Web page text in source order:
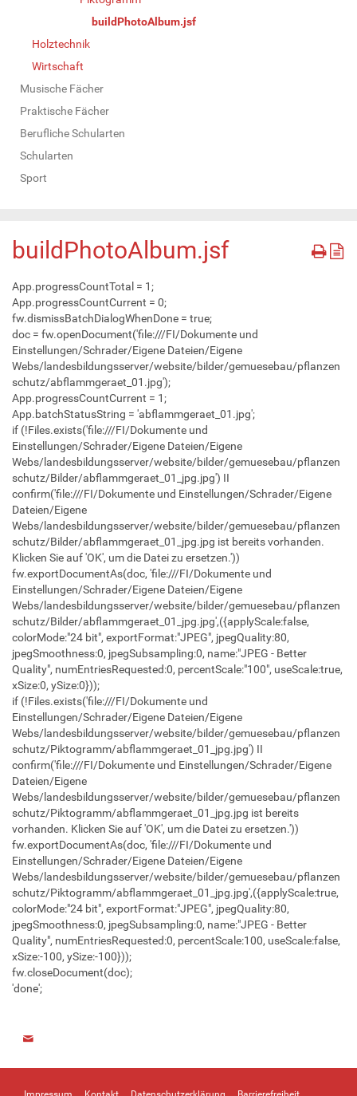
buildPhotoAlbum.jsf
Holztechnik
Wirtschaft
Musische Fächer
Praktische Fächer
Berufliche Schularten
Schularten
Sport
buildPhotoAlbum.jsf
App.progressCountTotal = 1;
App.progressCountCurrent = 0;
fw.dismissBatchDialogWhenDone = true;
doc = fw.openDocument('file:///FI/Dokumente und
Einstellungen/Schrader/Eigene Dateien/Eigene
Webs/landesbildungsserver/website/bilder/gemuesebau/pflanzen
schutz/abflammgeraet_01.jpg');
App.progressCountCurrent = 1;
App.batchStatusString = 'abflammgeraet_01.jpg';
if (!Files.exists('file:///FI/Dokumente und
Einstellungen/Schrader/Eigene Dateien/Eigene
Webs/landesbildungsserver/website/bilder/gemuesebau/pflanzen
schutz/Bilder/abflammgeraet_01_jpg.jpg') II
confirm('file:///FI/Dokumente und Einstellungen/Schrader/Eigene
Dateien/Eigene
Webs/landesbildungsserver/website/bilder/gemuesebau/pflanzen
schutz/Bilder/abflammgeraet_01_jpg.jpg ist bereits vorhanden.
Klicken Sie auf 'OK', um die Datei zu ersetzen.'))
fw.exportDocumentAs(doc, 'file:///FI/Dokumente und
Einstellungen/Schrader/Eigene Dateien/Eigene
Webs/landesbildungsserver/website/bilder/gemuesebau/pflanzen
schutz/Bilder/abflammgeraet_01_jpg.jpg',({applyScale:false,
colorMode:"24 bit", exportFormat:"JPEG", jpegQuality:80,
jpegSmoothness:0, jpegSubsampling:0, name:"JPEG - Better
Quality", numEntriesRequested:0, percentScale:"100", useScale:true,
xSize:0, ySize:0}));
if (!Files.exists('file:///FI/Dokumente und
Einstellungen/Schrader/Eigene Dateien/Eigene
Webs/landesbildungsserver/website/bilder/gemuesebau/pflanzen
schutz/Piktogramm/abflammgeraet_01_jpg.jpg') II
confirm('file:///FI/Dokumente und Einstellungen/Schrader/Eigene
Dateien/Eigene
Webs/landesbildungsserver/website/bilder/gemuesebau/pflanzen
schutz/Piktogramm/abflammgeraet_01_jpg.jpg ist bereits
vorhanden. Klicken Sie auf 'OK', um die Datei zu ersetzen.'))
fw.exportDocumentAs(doc, 'file:///FI/Dokumente und
Einstellungen/Schrader/Eigene Dateien/Eigene
Webs/landesbildungsserver/website/bilder/gemuesebau/pflanzen
schutz/Piktogramm/abflammgeraet_01_jpg.jpg',({applyScale:true,
colorMode:"24 bit", exportFormat:"JPEG", jpegQuality:80,
jpegSmoothness:0, jpegSubsampling:0, name:"JPEG - Better
Quality", numEntriesRequested:0, percentScale:100, useScale:false,
xSize:-100, ySize:-100}));
fw.closeDocument(doc);
'done';